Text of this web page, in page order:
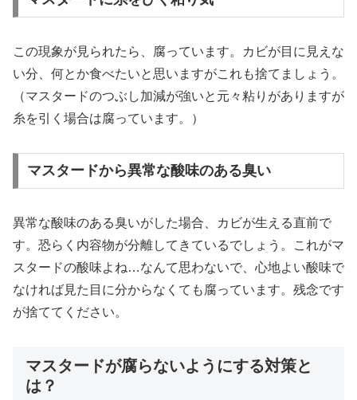
この現象が見られたら、腐っています。カビが目に見えな
い分、何とか食べたいと思いますがこれも捨てましょう。
（マスタードのつぶし加減が強いと元々粘りがありますが
糸を引く場合は腐っています。）
マスタードから異常な酸味のある臭い
異常な酸味のある臭いがした場合、カビが生える直前で
す。恐らく内容物が分離してきているでしょう。これがマ
スタードの酸味よね…なんて思わないで、心地よい酸味で
なければ見た目に分からなくても腐っています。残念です
が捨ててください。
マスタードが腐らないようにする対策と
は？